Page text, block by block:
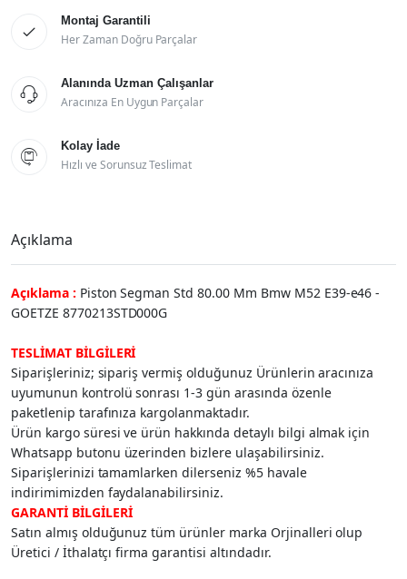

Montaj Garantili
Her Zaman Doğru Parçalar

Alanında Uzman Çalışanlar
Aracınıza En Uygun Parçalar

Kolay İade
Hızlı ve Sorunsuz Teslimat
Açıklama
Açıklama : Piston Segman Std 80.00 Mm Bmw M52 E39-e46 -
GOETZE 8770213STD000G
TESLİMAT BİLGİLERİ
Siparişleriniz; sipariş vermiş olduğunuz Ürünlerin aracınıza
uyumunun kontrolü sonrası 1-3 gün arasında özenle
paketlenip tarafınıza kargolanmaktadır.
Ürün kargo süresi ve ürün hakkında detaylı bilgi almak için
Whatsapp butonu üzerinden bizlere ulaşabilirsiniz.
Siparişlerinizi tamamlarken dilerseniz %5 havale
indirimimizden faydalanabilirsiniz.
GARANTİ BİLGİLERİ
Satın almış olduğunuz tüm ürünler marka Orjinalleri olup
Üretici / İthalatçı firma garantisi altındadır.